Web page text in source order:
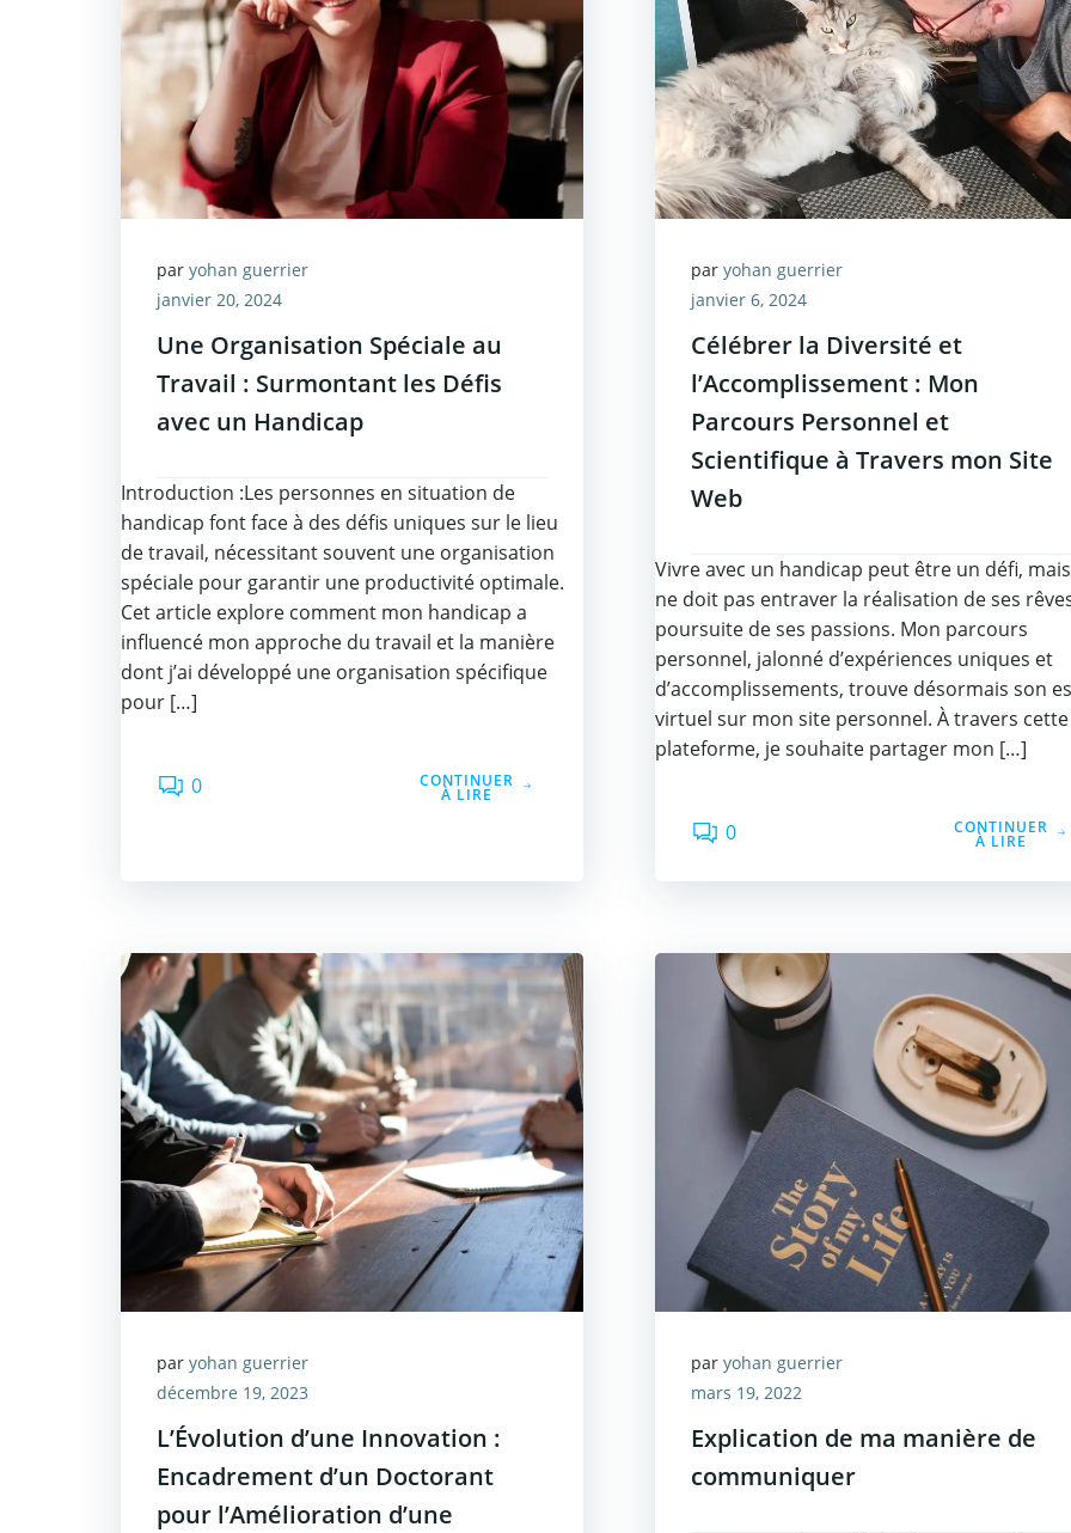
par yohan guerrier
janvier 20, 2024
Une Organisation Spéciale au
Travail : Surmontant les Défis
avec un Handicap
Introduction :Les personnes en situation de
handicap font face à des défis uniques sur le lieu
de travail, nécessitant souvent une organisation
spéciale pour garantir une productivité optimale.
Cet article explore comment mon handicap a
influencé mon approche du travail et la manière
dont j’ai développé une organisation spécifique
pour […]
0 CONTINUER
À LIRE
par yohan guerrier
janvier 6, 2024
Célébrer la Diversité et
l’Accomplissement : Mon
Parcours Personnel et
Scientifique à Travers mon Site
Web
Vivre avec un handicap peut être un défi,
ne doit pas entraver la réalisation de ses
poursuite de ses passions. Mon parcours
personnel, jalonné d’expériences uniques et
d’accomplissements, trouve désormais son
virtuel sur mon site personnel. À travers cette
plateforme, je souhaite partager mon […]
0 CONTINUER
À LIRE
par yohan guerrier
décembre 19, 2023
L’Évolution d’une Innovation :
Encadrement d’un Doctorant
pour l’Amélioration d’une
par yohan guerrier
mars 19, 2022
Explication de ma manière de
communiquer